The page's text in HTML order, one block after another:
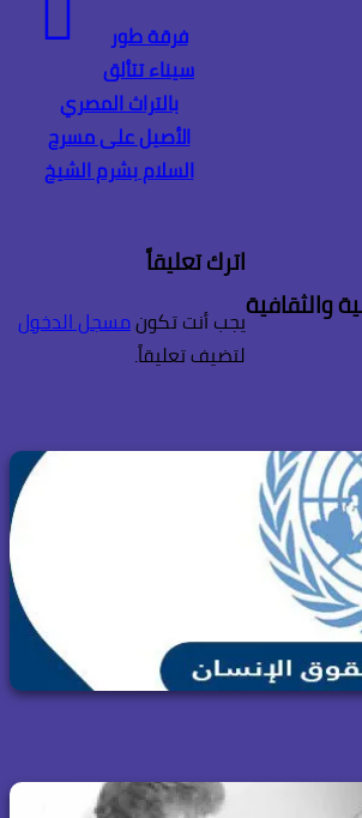
والثقافية
فرقة طور
سيناء تتألق
بالتراث المصري
الأصيل على مسرح
السلام بشرم الشيخ
اترك تعليقاً
يجب أنت تكونمسجل الدخول
لتضيف تعليقاً.